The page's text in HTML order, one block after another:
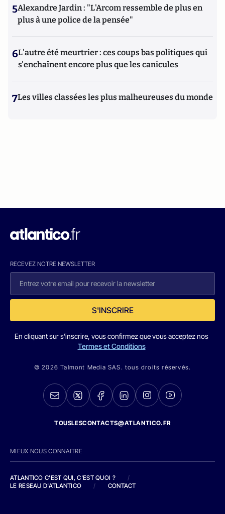
5Alexandre Jardin : "L'Arcom ressemble de plus en
plus à une police de la pensée"
6L'autre été meurtrier : ces coups bas politiques qui
s'enchaînent encore plus que les canicules
7Les villes classées les plus malheureuses du monde
RECEVEZ NOTRE NEWSLETTER
S'INSCRIRE
En cliquant sur s'inscrire, vous confirmez que vous acceptez nos
Termes et Conditions
© 2026 Talmont Media SAS. tous droits réservés.
TOUSLESCONTACTS@ATLANTICO.FR
MIEUX NOUS CONNAITRE
ATLANTICO C'EST QUI, C'EST QUOI ?
/
LE RESEAU D'ATLANTICO
/ CONTACT